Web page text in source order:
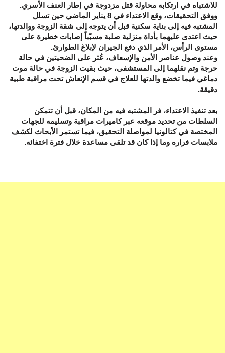
للاشتباه في ارتكابه محاولة قتل مزدوجة في إطار العنف الأسري.
ووفق التحقيقات، وقع الاعتداء في 8 يناير الماضي حين تسلل
المشتبه فيه إلى بناية سكنية قبل أن يتوجه إلى شقة الزوجة ووالدتها،
حيث اعتدى عليهما بأداة منزلية صلبة مسبّباً إصابات خطيرة على
مستوى الرأس، الأمر الذي دفع الجيران لإبلاغ الطوارئ.
وعند وصول عناصر الأمن والإسعاف، عُثر على الضحيتين في حالة
حرجة وتم نقلهما إلى المستشفى، حيث بقيت الزوجة في حالة موت
دماغي فيما تخضع والدتها للعلاج في قسم الإنعاش تحت مراقبة طبية
دقيقة.
بعد تنفيذ الاعتداء، فر المشتبه فيه من المكان، قبل أن تتمكن
السلطات من تحديد موقعه عبر كاميرات مراقبة وتسليمه للجهات
المختصة في كتالونيا لمواصلة التحقيق، فيما تستمر الأبحاث لكشف
ملابسات فراره وما إذا كان قد تلقى مساعدة خلال فترة اختفائه.